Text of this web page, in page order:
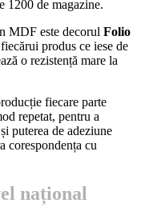
1200 de magazine.
MDF este decorul Folio
produs ce iese de
o rezistență mare la
fiecare parte
repetat, pentru a
puterea de adeziune
corespondența cu
național